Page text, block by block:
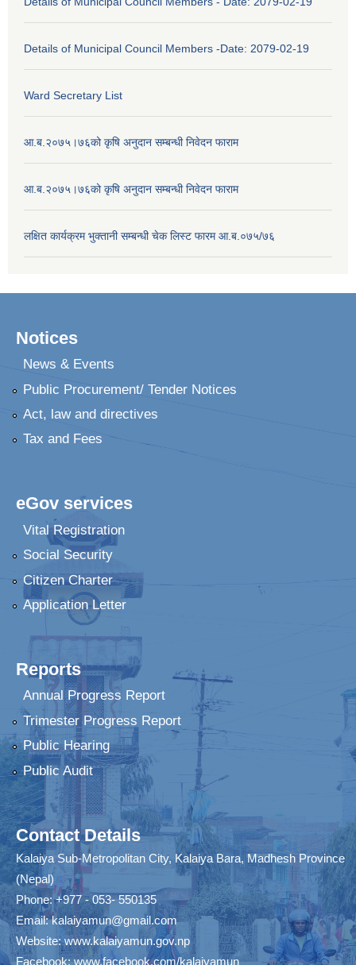
Details of Municipal Council Members -Date: 2079-02-19
Ward Secretary List
आ.ब.२०७५।७६को कृषि अनुदान सम्बन्धी निवेदन फाराम
आ.ब.२०७५।७६को कृषि अनुदान सम्बन्धी निवेदन फाराम
लक्षित कार्यक्रम भुक्तानी सम्बन्धी चेक लिस्ट फारम आ.ब.०७५/७६
Notices
News & Events
Public Procurement/ Tender Notices
Act, law and directives
Tax and Fees
eGov services
Vital Registration
Social Security
Citizen Charter
Application Letter
Reports
Annual Progress Report
Trimester Progress Report
Public Hearing
Public Audit
Contact Details
Kalaiya Sub-Metropolitan City, Kalaiya Bara, Madhesh Province
(Nepal)
Phone: +977 - 053- 550135
Email:kalaiyamun@gmail.com
Website:www.kalaiyamun.gov.np
Facebook:www.facebook.com/kalaiyamun